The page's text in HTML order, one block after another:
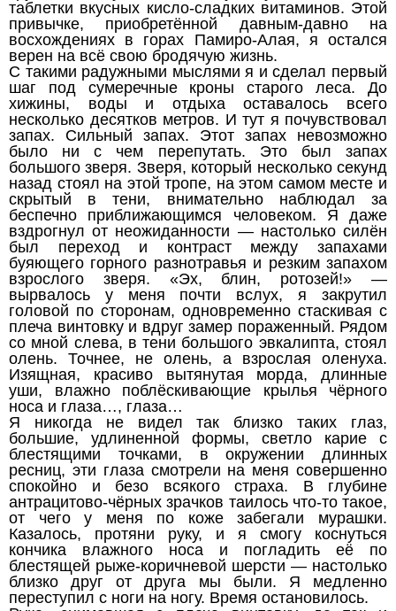
таблетки вкусных кисло-сладких витаминов. Этой
привычке, приобретённой давным-давно на
восхождениях в горах Памиро-Алая, я остался
верен на всё свою бродячую жизнь.
С такими радужными мыслями я и сделал первый
шаг под сумеречные кроны старого леса. До
хижины, воды и отдыха оставалось всего
несколько десятков метров. И тут я почувствовал
запах. Сильный запах. Этот запах невозможно
было ни с чем перепутать. Это был запах
большого зверя. Зверя, который несколько секунд
назад стоял на этой тропе, на этом самом месте и
скрытый в тени, внимательно наблюдал за
беспечно приближающимся человеком. Я даже
вздрогнул от неожиданности — настолько силён
был переход и контраст между запахами
буяющего горного разнотравья и резким запахом
взрослого зверя. «Эх, блин, ротозей!» —
вырвалось у меня почти вслух, я закрутил
головой по сторонам, одновременно стаскивая с
плеча винтовку и вдруг замер пораженный. Рядом
со мной слева, в тени большого эвкалипта, стоял
олень. Точнее, не олень, а взрослая оленуха.
Изящная, красиво вытянутая морда, длинные
уши, влажно поблёскивающие крылья чёрного
носа и глаза…, глаза…
Я никогда не видел так близко таких глаз,
большие, удлиненной формы, светло карие с
блестящими точками, в окружении длинных
ресниц, эти глаза смотрели на меня совершенно
спокойно и безо всякого страха. В глубине
антрацитово-чёрных зрачков таилось что-то такое,
от чего у меня по коже забегали мурашки.
Казалось, протяни руку, и я смогу коснуться
кончика влажного носа и погладить её по
блестящей рыже-коричневой шерсти — настолько
близко друг от друга мы были. Я медленно
переступил с ноги на ногу. Время остановилось.